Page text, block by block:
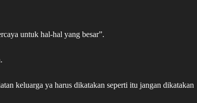
untuk hal-hal yang besar”.
keluarga ya harus dikatakan seperti itu jangan dikatakan